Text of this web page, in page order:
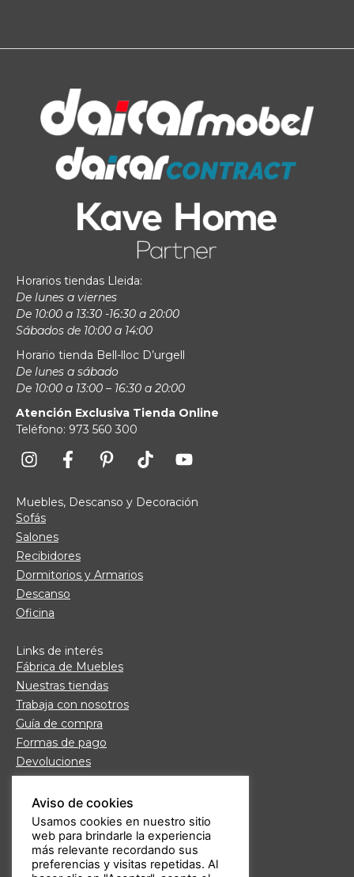
Horarios tiendas Lleida:
De lunes a viernes
De 10:00 a 13:30 -16:30 a 20:00
Sábados de 10:00 a 14:00
Horario tienda Bell-lloc D’urgell
De lunes a sábado
De 10:00 a 13:00 – 16:30 a 20:00
Atención Exclusiva Tienda Online
Teléfono: 973 560 300
Muebles, Descanso y Decoración
Sofás
Salones
Recibidores
Dormitorios y Armarios
Descanso
Oficina
Links de interés
Fábrica de Muebles
Nuestras tiendas
Trabaja con nosotros
Guía de compra
Formas de pago
Devoluciones
Garantía Daicar
Preguntas frecuentes
Atención al cliente
Aviso legal
Política de privacidad
Aviso de cookies
Usamos cookies en nuestro sitio
web para brindarle la experiencia
más relevante recordando sus
preferencias y visitas repetidas. Al